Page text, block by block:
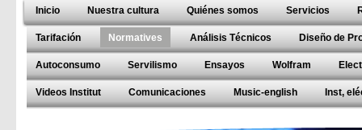
Inicio Nuestra cultura Quiénes somos Servicios
Tarifación Normatives Análisis Técnicos Diseño de
Autoconsumo Servilismo Ensayos Wolfram
Videos Institut Comunicaciones Music-english Inst,